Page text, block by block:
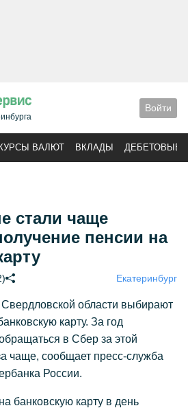
Войти
КУРСЫ ВАЛЮТ ВКЛАДЫ ДЕБЕТОВЫЕ
стали чаще
пенсии на
Екатеринбург
области выбирают
карту. За год
в Сбер за этой
чаще, сообщает пресс-служба
России.
банковскую карту в день